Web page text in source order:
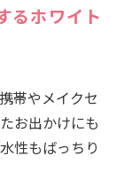
るホワイト
帯やメイクセ
お出かけにも
性もばっちり